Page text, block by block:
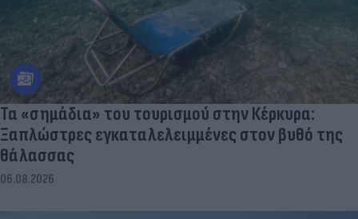
Τα «σημάδια» του τουρισμού στην Κέρκυρα:
Ξαπλώστρες εγκαταλελειμμένες στον βυθό της
θάλασσας
06.08.2026